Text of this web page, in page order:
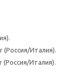
Италия).
Италия).